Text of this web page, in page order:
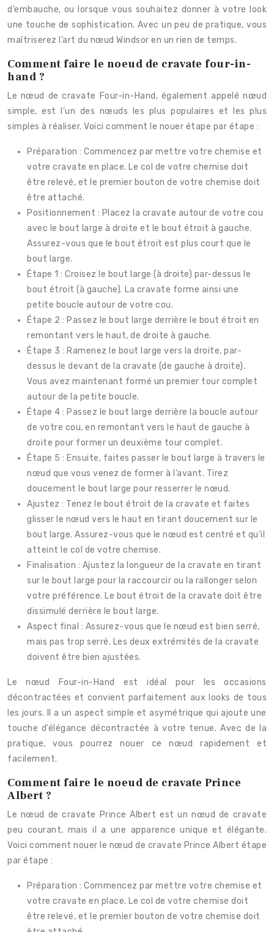
d’embauche, ou lorsque vous souhaitez donner à votre look
une touche de sophistication. Avec un peu de pratique, vous
maîtriserez l’art du nœud Windsor en un rien de temps.
Comment faire le noeud de cravate four-in-
hand ?
Le nœud de cravate Four-in-Hand, également appelé nœud
simple, est l’un des nœuds les plus populaires et les plus
simples à réaliser. Voici comment le nouer étape par étape :
Préparation : Commencez par mettre votre chemise et
votre cravate en place. Le col de votre chemise doit
être relevé, et le premier bouton de votre chemise doit
être attaché.
Positionnement : Placez la cravate autour de votre cou
avec le bout large à droite et le bout étroit à gauche.
Assurez-vous que le bout étroit est plus court que le
bout large.
Étape 1 : Croisez le bout large (à droite) par-dessus le
bout étroit (à gauche). La cravate forme ainsi une
petite boucle autour de votre cou.
Étape 2 : Passez le bout large derrière le bout étroit en
remontant vers le haut, de droite à gauche.
Étape 3 : Ramenez le bout large vers la droite, par-
dessus le devant de la cravate (de gauche à droite).
Vous avez maintenant formé un premier tour complet
autour de la petite boucle.
Étape 4 : Passez le bout large derrière la boucle autour
de votre cou, en remontant vers le haut de gauche à
droite pour former un deuxième tour complet.
Étape 5 : Ensuite, faites passer le bout large à travers le
nœud que vous venez de former à l’avant. Tirez
doucement le bout large pour resserrer le nœud.
Ajustez : Tenez le bout étroit de la cravate et faites
glisser le nœud vers le haut en tirant doucement sur le
bout large. Assurez-vous que le nœud est centré et qu’il
atteint le col de votre chemise.
Finalisation : Ajustez la longueur de la cravate en tirant
sur le bout large pour la raccourcir ou la rallonger selon
votre préférence. Le bout étroit de la cravate doit être
dissimulé derrière le bout large.
Aspect final : Assurez-vous que le nœud est bien serré,
mais pas trop serré. Les deux extrémités de la cravate
doivent être bien ajustées.
Le nœud Four-in-Hand est idéal pour les occasions
décontractées et convient parfaitement aux looks de tous
les jours. Il a un aspect simple et asymétrique qui ajoute une
touche d’élégance décontractée à votre tenue. Avec de la
pratique, vous pourrez nouer ce nœud rapidement et
facilement.
Comment faire le noeud de cravate Prince
Albert ?
Le nœud de cravate Prince Albert est un nœud de cravate
peu courant, mais il a une apparence unique et élégante.
Voici comment nouer le nœud de cravate Prince Albert étape
par étape :
Préparation : Commencez par mettre votre chemise et
votre cravate en place. Le col de votre chemise doit
être relevé, et le premier bouton de votre chemise doit